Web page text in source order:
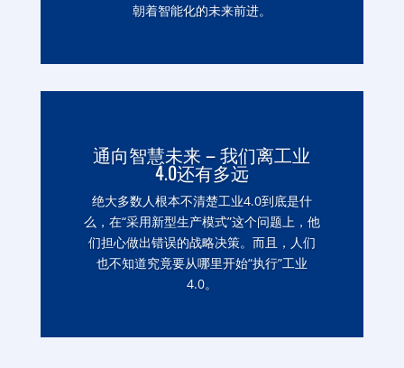
朝着智能化的未来前进。
通向智慧未来 – 我们离工业
4.0还有多远
绝大多数人根本不清楚工业4.0到底是什
么，在“采用新型生产模式”这个问题上，他
们担心做出错误的战略决策。而且，人们
也不知道究竟要从哪里开始“执行”工业
4.0。